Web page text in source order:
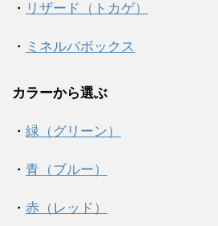
・ リザード（トカゲ）
・ ミネルバボックス
カラーから選ぶ
・ 緑（グリーン）
・ 青（ブルー）
・ 赤（レッド）